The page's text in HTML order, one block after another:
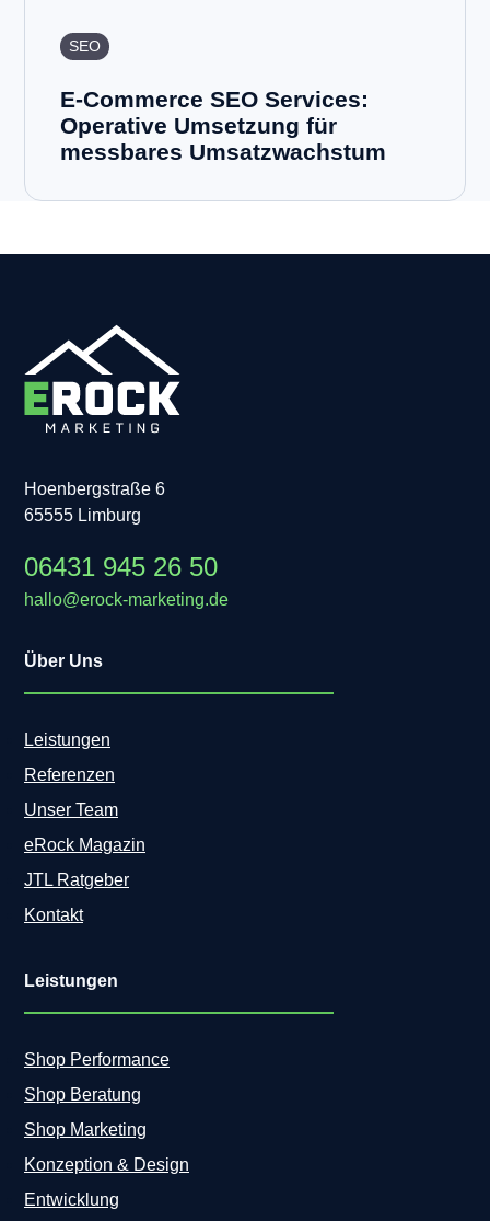
SEO
E-Commerce SEO Services:
Operative Umsetzung für
messbares Umsatzwachstum
Hoenbergstraße 6
65555 Limburg
06431 945 26 50
hallo@erock-marketing.de
Über Uns
Leistungen
Referenzen
Unser Team
eRock Magazin
JTL Ratgeber
Kontakt
Leistungen
Shop Performance
Shop Beratung
Shop Marketing
Konzeption & Design
Entwicklung